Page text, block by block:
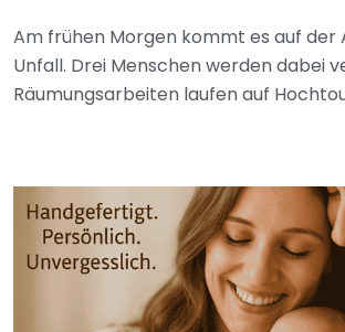
Am frühen Morgen kommt es auf der
Unfall. Drei Menschen werden dabei
Räumungsarbeiten laufen auf